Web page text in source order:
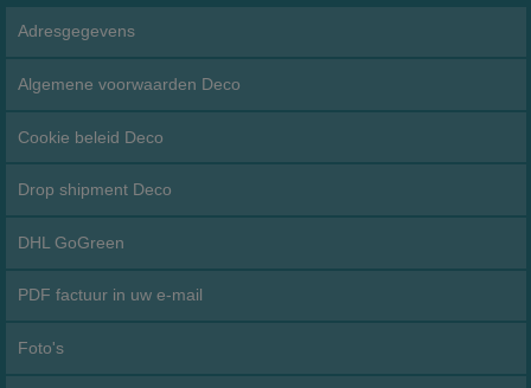
Adresgegevens
Algemene voorwaarden Deco
Cookie beleid Deco
Drop shipment Deco
DHL GoGreen
PDF factuur in uw e-mail
Foto's